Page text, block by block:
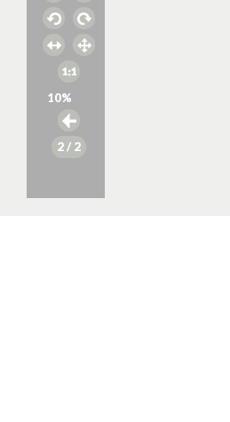
10%
2/ 2